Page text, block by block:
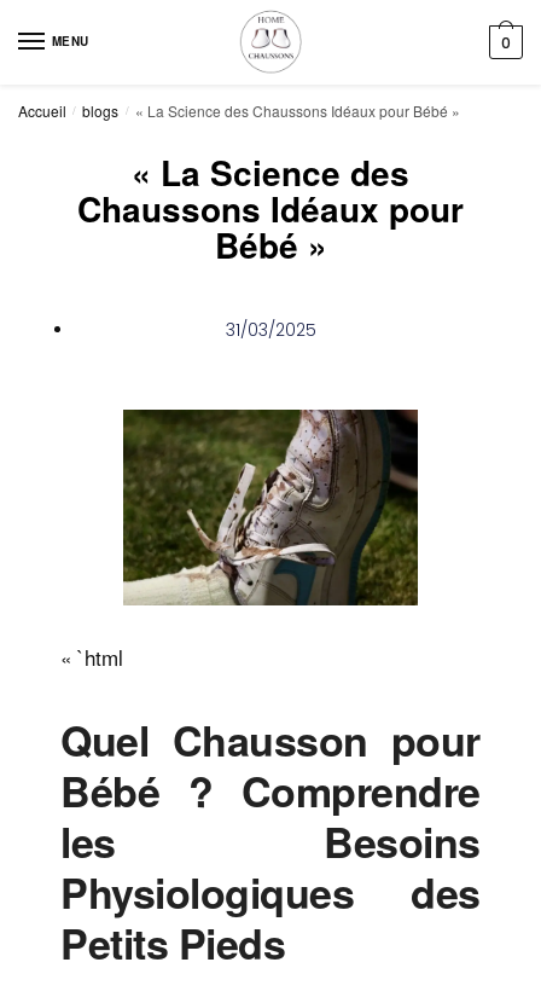
MENU 0
Accueil / blogs / « La Science des Chaussons Idéaux pour Bébé »
« La Science des
Chaussons Idéaux pour
Bébé »
31/03/2025
« `html
Quel Chausson pour
Bébé ? Comprendre
les Besoins
Physiologiques des
Petits Pieds